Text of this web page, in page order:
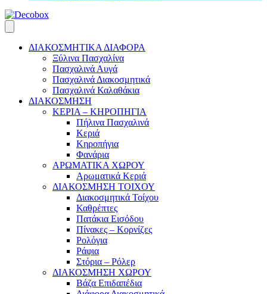
ΔΙΑΚΟΣΜΗΤΙΚΑ ΔΙΑΦΟΡΑ
Ξύλινα Πασχαλίνα
Πασχαλινά Αυγά
Πασχαλινά Διακοσμητικά
Πασχαλινά Καλαθάκια
ΔΙΑΚΟΣΜΗΣΗ
ΚΕΡΙΑ – ΚΗΡΟΠΗΓΙΑ
Πήλινα Πασχαλινά
Κεριά
Κηροπήγια
Φανάρια
ΑΡΩΜΑΤΙΚΑ ΧΩΡΟΥ
Αρωματικά Κεριά
ΔΙΑΚΟΣΜΗΣΗ ΤΟΙΧΟΥ
Διακοσμητικά Τοίχου
Καθρέπτες
Πατάκια Εισόδου
Πίνακες – Κορνίζες
Ρολόγια
Ράφια
Στόρια – Ρόλερ
ΔΙΑΚΟΣΜΗΣΗ ΧΩΡΟΥ
Βάζα Επιδαπέδια